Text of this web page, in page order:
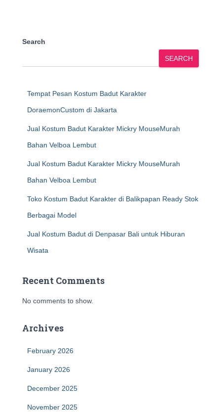
Search
SEARCH
Tempat Pesan Kostum Badut Karakter
DoraemonCustom di Jakarta
Jual Kostum Badut Karakter Mickry MouseMurah
Bahan Velboa Lembut
Jual Kostum Badut Karakter Mickry MouseMurah
Bahan Velboa Lembut
Toko Kostum Badut Karakter di Balikpapan Ready Stok
Berbagai Model
Jual Kostum Badut di Denpasar Bali untuk Hiburan
Wisata
Recent Comments
No comments to show.
Archives
February 2026
January 2026
December 2025
November 2025